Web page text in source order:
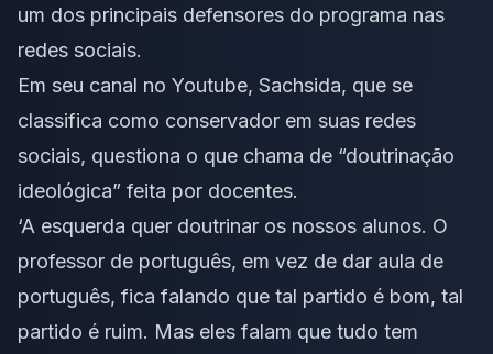
um dos principais defensores do programa nas
redes sociais.
Em seu canal no Youtube, Sachsida, que se
classifica como conservador em suas redes
sociais, questiona o que chama de “doutrinação
ideológica” feita por docentes.
‘A esquerda quer doutrinar os nossos alunos. O
professor de português, em vez de dar aula de
português, fica falando que tal partido é bom, tal
partido é ruim. Mas eles falam que tudo tem